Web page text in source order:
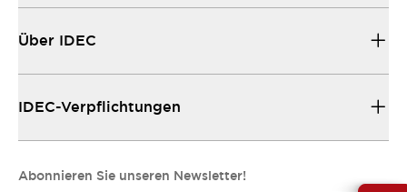
Über IDEC
IDEC-Verpflichtungen
Abonnieren Sie unseren Newsletter!